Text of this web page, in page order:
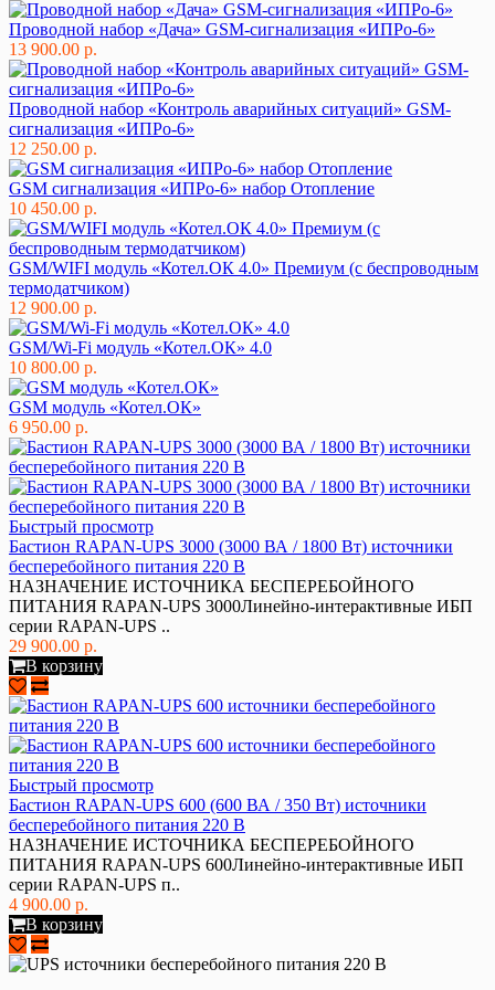
Проводной набор «Дача» GSM-сигнализация «ИПРо-6»
13 900.00 р.
Проводной набор «Контроль аварийных ситуаций» GSM-
сигнализация «ИПРо-6»
12 250.00 р.
GSM сигнализация «ИПРо-6» набор Отопление
10 450.00 р.
GSM/WIFI модуль «Котел.ОК 4.0» Премиум (с беспроводным
термодатчиком)
12 900.00 р.
GSM/Wi-Fi модуль «Котел.ОК» 4.0
10 800.00 р.
GSM модуль «Котел.ОК»
6 950.00 р.
Быстрый просмотр
Бастион RAPAN-UPS 3000 (3000 ВА / 1800 Вт) источники
бесперебойного питания 220 В
НАЗНАЧЕНИЕ ИСТОЧНИКА БЕСПЕРЕБОЙНОГО
ПИТАНИЯ RAPAN-UPS 3000Линейно-интерактивные ИБП
серии RAPAN-UPS ..
29 900.00 р.
В корзину
Быстрый просмотр
Бастион RAPAN-UPS 600 (600 ВА / 350 Вт) источники
бесперебойного питания 220 В
НАЗНАЧЕНИЕ ИСТОЧНИКА БЕСПЕРЕБОЙНОГО
ПИТАНИЯ RAPAN-UPS 600Линейно-интерактивные ИБП
серии RAPAN-UPS п..
4 900.00 р.
В корзину